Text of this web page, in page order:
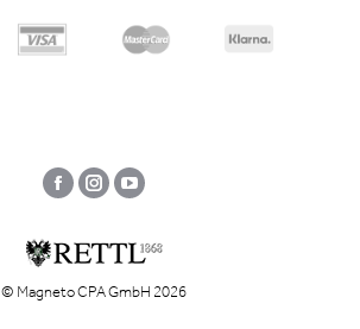
Facebook
InstagramYouTube
© Magneto CPA GmbH 2026